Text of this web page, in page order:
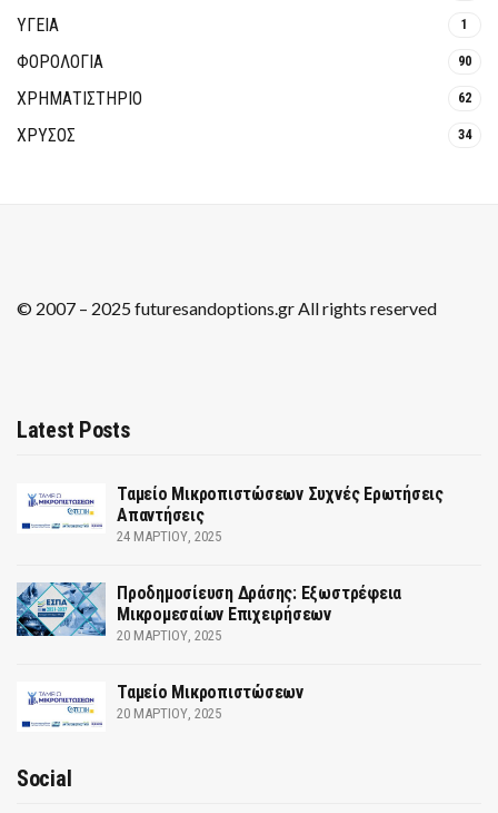
ΥΓΕΙΑ 1
ΦΟΡΟΛΟΓΙΑ 90
ΧΡΗΜΑΤΙΣΤΗΡΙΟ 62
ΧΡΥΣΟΣ 34
© 2007 – 2025 futuresandoptions.gr All rights reserved
Latest Posts
Ταμείο Μικροπιστώσεων Συχνές Ερωτήσεις
Απαντήσεις
24 ΜΑΡΤΊΟΥ, 2025
Προδημοσίευση Δράσης: Εξωστρέφεια
Μικρομεσαίων Επιχειρήσεων
20 ΜΑΡΤΊΟΥ, 2025
Ταμείο Μικροπιστώσεων
20 ΜΑΡΤΊΟΥ, 2025
Social